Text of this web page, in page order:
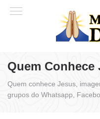
Quem Conhece
Quem conhece Jesus,
grupos do Whatsapp,